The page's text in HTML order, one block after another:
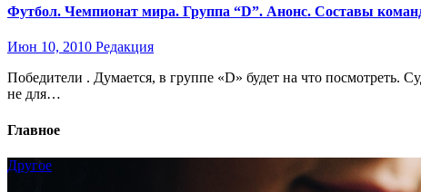
Футбол. Чемпионат мира. Группа “D”. Анонс. Составы
Июн 10, 2010 Редакция
Победители . Думается, в группе «D» будет на что
не для…
Главное
Другое